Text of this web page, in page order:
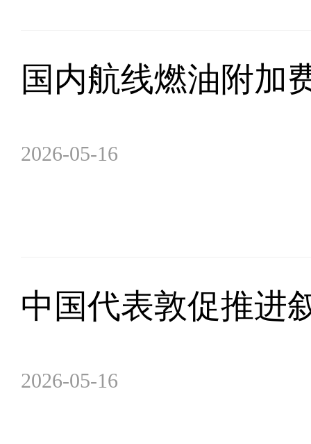
国内航线燃油附加
2026-05-16
中国代表敦促推进
2026-05-16